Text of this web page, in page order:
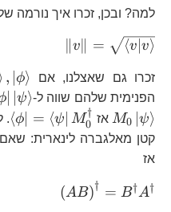
}
למה? ובכן, זכרו איך נורמה
v
v = ⟨v ∣v⟩
זכרו גם שאצלנו, אם
\left|\psi\right\rangle
,\left|\phi\right\rangle
, ∣ϕ⟩
הפנימית שלהם שווה ל-
∣ ∣ψ⟩
M0 ∣ψ⟩ אז ⟨ϕ = ⟨ψ M0
†
.
קטן מאלגברה לינארית:
A,B
אז
(A B)† = B†A†